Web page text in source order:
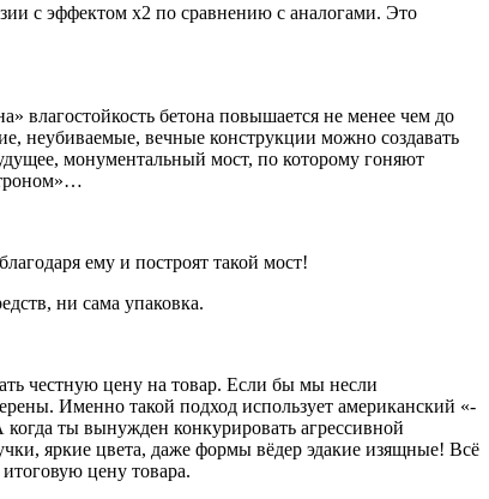
с эффектом х2 по сравнению с аналогами. Это
влагостойкость бетона повышается не менее чем до
неубиваемые, вечные конструкции можно создавать
монументальный мост, по которому гоняют
ему и построят такой мост!
ни сама упаковка.
честную цену на товар. Если бы мы несли
Именно такой подход использует американский «-
ты вынужден конкурировать агрессивной
яркие цвета, даже формы вёдер эдакие изящные! Всё
цену товара.